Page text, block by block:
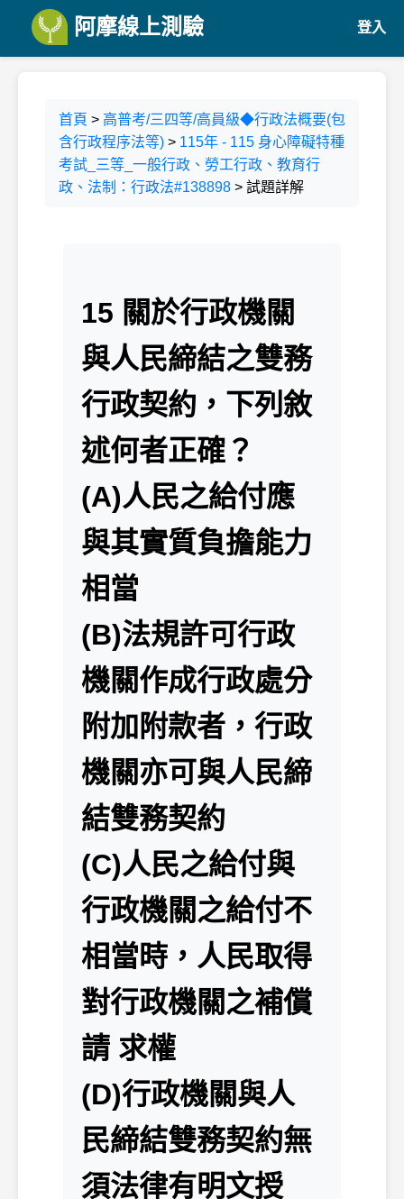
阿摩線上測驗 登入
首頁 > 高普考/三四等/高員級◆行政法概要(包
含行政程序法等) > 115年 - 115 身心障礙特種
考試_三等_一般行政、勞工行政、教育行
政、法制：行政法#138898 > 試題詳解
15 關於行政機關
與人民締結之雙務
行政契約，下列敘
述何者正確？
(A)人民之給付應
與其實質負擔能力
相當
(B)法規許可行政
機關作成行政處分
附加附款者，行政
機關亦可與人民締
結雙務契約
(C)人民之給付與
行政機關之給付不
相當時，人民取得
對行政機關之補償
請 求權
(D)行政機關與人
民締結雙務契約無
須法律有明文授